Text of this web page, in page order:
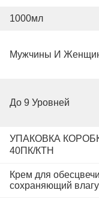
1000мл
Мужчины И
До 9 Уровней
УПАКОВКА
40ПК/КТН
Крем для
сохраняющий